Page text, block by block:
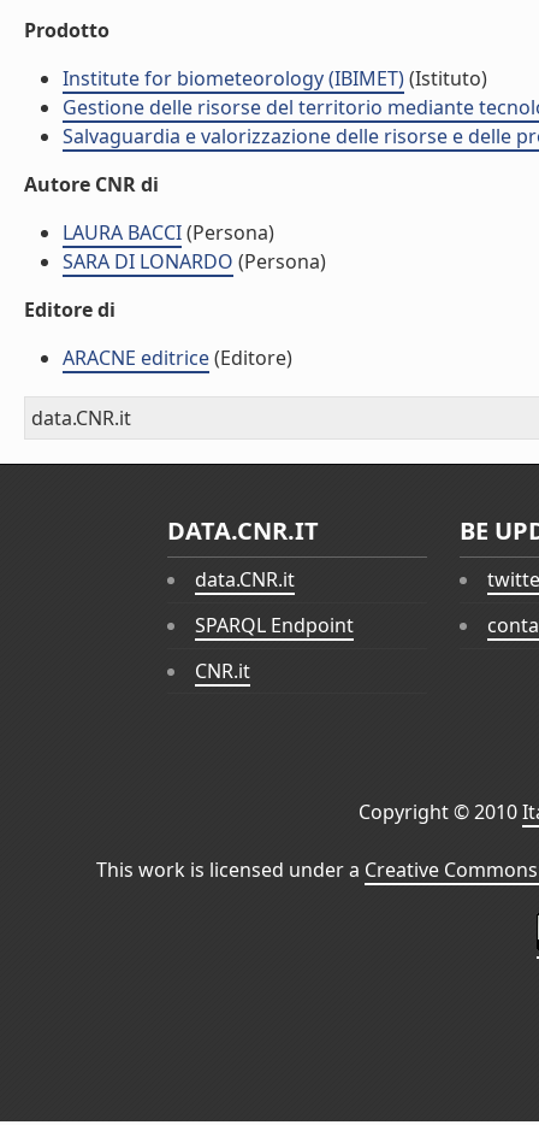
Prodotto
Institute for biometeorology (IBIMET)(Istituto)
Gestione delle risorse del territorio mediante
Salvaguardia e valorizzazione delle risorse e delle
Autore CNR di
LAURA BACCI(Persona)
SARA DI LONARDO (Persona)
Editore di
ARACNE editrice(Editore)
data.CNR.it
DATA.CNR.IT
data.CNR.it
SPARQL Endpoint
CNR.it
BE
Copyright © 2010
This work is licensed under a Creative